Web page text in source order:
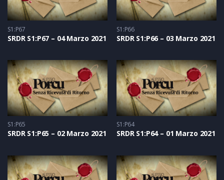
S1:P67
SRDR S1:P67 – 04 Marzo 2021
S1:P66
SRDR S1:P66 – 03 Marzo 2021
S1:P65
SRDR S1:P65 – 02 Marzo 2021
S1:P64
SRDR S1:P64 – 01 Marzo 2021